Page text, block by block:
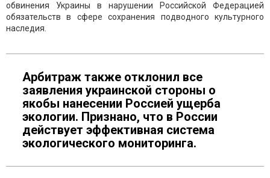
обвинения Украины в нарушении Российской Федерацией
обязательств в сфере сохранения подводного культурного
наследия.
Арбитраж также отклонил все
заявления украинской стороны о
якобы нанесении Россией ущерба
экологии. Признано, что в России
действует эффективная система
экологического мониторинга.